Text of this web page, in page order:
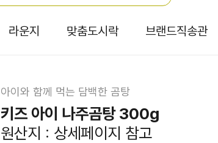
라운지 맞춤도시락 브랜드직송관
아이와 함께 먹는 담백한 곰탕
키즈 아이 나주곰탕 300g
원산지 : 상세페이지 참고